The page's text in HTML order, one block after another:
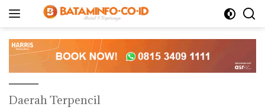
Daerah Terpencil